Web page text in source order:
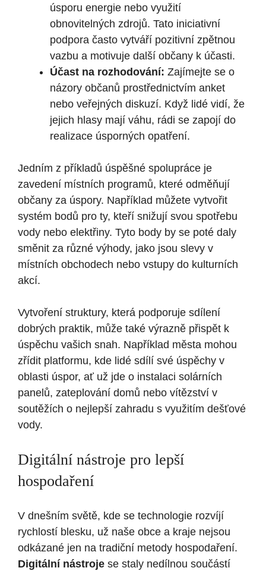
úsporu energie nebo využití
obnovitelných zdrojů.‌ Tato iniciativní
podpora často vytváří pozitivní zpětnou
vazbu ⁣a motivuje další‌ občany k účasti.
Účast na rozhodování: Zajímejte se ⁤o
názory občanů prostřednictvím anket
nebo veřejných diskuzí. Když ‌lidé vidí, že
⁣jejich hlasy ‌mají váhu,​ rádi se zapojí do
realizace úsporných opatření.
Jedním z příkladů úspěšné spolupráce je
zavedení místních programů, ‌které odměňují
občany za úspory. Například můžete vytvořit
systém bodů pro ty, kteří snižují svou spotřebu
vody nebo elektřiny. Tyto body by⁣ se poté daly
směnit ‍za ⁢různé výhody, ‍jako jsou slevy v
místních obchodech⁤ nebo vstupy do kulturních
akcí.
Vytvoření struktury, která podporuje sdílení
⁢dobrých praktik, může také výrazně přispět k
úspěchu vašich snah. Například města mohou
zřídit platformu, kde lidé ‌sdílí své úspěchy v
oblasti⁢ úspor, ať už jde o instalaci solárních​
panelů, zateplování domů nebo vítězství v
soutěžích o nejlepší zahradu s využitím dešťové
vody.
Digitální nástroje ‌pro ⁤lepší
hospodaření
V dnešním světě, kde se technologie rozvíjí‌
rychlostí blesku, už naše obce a kraje nejsou
odkázané jen na ​tradiční metody hospodaření.
Digitální nástroje se staly nedílnou součástí